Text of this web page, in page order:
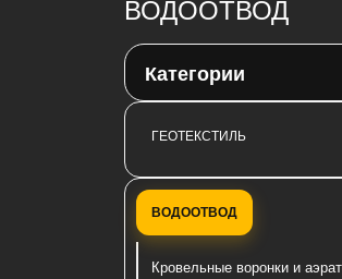
ВОДООТВОД
Категории
ГЕОТЕКСТИЛЬ
Геотекстиль иглопробивной
Геотекстиль
ВОДООТВОД
Кровельные воронки и